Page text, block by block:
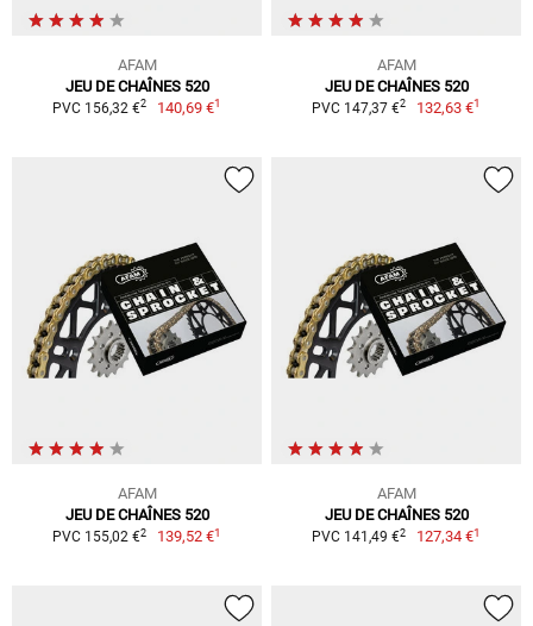
AFAM
JEU DE CHAÎNES 520
PVC 156,32 €2 140,69 €1
AFAM
JEU DE CHAÎNES 520
PVC 147,37 €2 132,63 €1
AFAM
JEU DE CHAÎNES 520
PVC 155,02 €2 139,52 €1
AFAM
JEU DE CHAÎNES 520
PVC 141,49 €2 127,34 €1